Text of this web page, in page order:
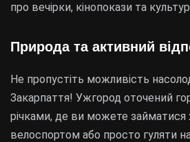
про вечірки, кінопокази та
Природа та активний
Не пропустіть можливість
Закарпаття! Ужгород оточений
річками, де ви можете займатися
велоспортом або просто гуляти